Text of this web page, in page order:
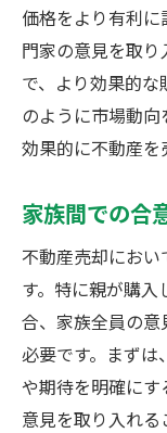
価格をより有利
門家の意見を取
で、より効果的
のように市場動向
効果的に不動産を
家族間での合
不動産売却にお
す。特に親が購
合、家族全員の
必要です。まずは
や期待を明確に
意見を取り入れ